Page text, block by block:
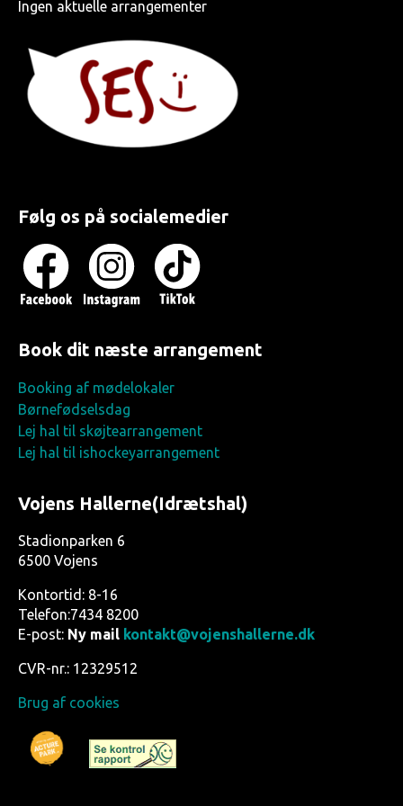
Ingen aktuelle arrangementer
Følg os på socialemedier
Book dit næste arrangement
Booking af mødelokaler
Børnefødselsdag
Lej hal til skøjtearrangement
Lej hal til ishockeyarrangement
Vojens Hallerne(Idrætshal)
Stadionparken 6
6500 Vojens
Kontortid: 8-16
Telefon:7434 8200
E-post: Ny mail kontakt@vojenshallerne.dk
CVR-nr.: 12329512
Brug af cookies